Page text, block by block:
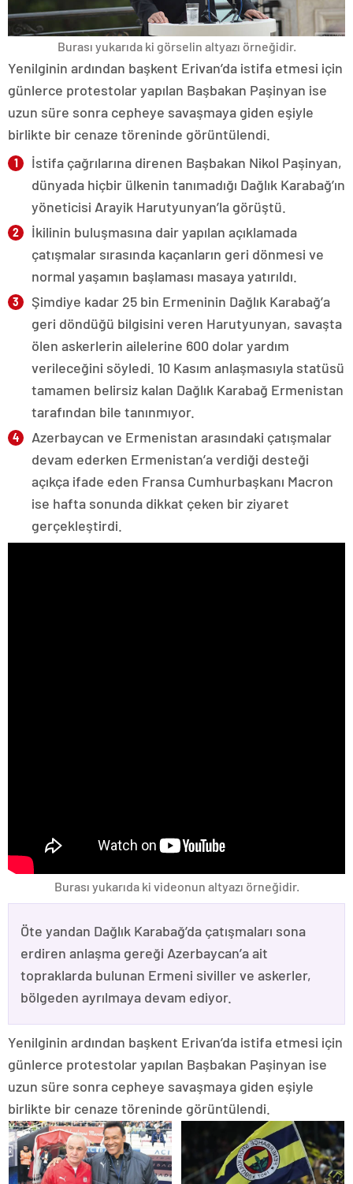
Burası yukarıda ki görselin altyazı örneğidir.
Yenilginin ardından başkent Erivan’da istifa etmesi için
günlerce protestolar yapılan Başbakan Paşinyan ise
uzun süre sonra cepheye savaşmaya giden eşiyle
birlikte bir cenaze töreninde görüntülendi.
İstifa çağrılarına direnen Başbakan Nikol Paşinyan,
dünyada hiçbir ülkenin tanımadığı Dağlık Karabağ’ın
yöneticisi Arayik Harutyunyan’la görüştü.
İkilinin buluşmasına dair yapılan açıklamada
çatışmalar sırasında kaçanların geri dönmesi ve
normal yaşamın başlaması masaya yatırıldı.
Şimdiye kadar 25 bin Ermeninin Dağlık Karabağ’a
geri döndüğü bilgisini veren Harutyunyan, savaşta
ölen askerlerin ailelerine 600 dolar yardım
verileceğini söyledi. 10 Kasım anlaşmasıyla statüsü
tamamen belirsiz kalan Dağlık Karabağ Ermenistan
tarafından bile tanınmıyor.
Azerbaycan ve Ermenistan arasındaki çatışmalar
devam ederken Ermenistan’a verdiği desteği
açıkça ifade eden Fransa Cumhurbaşkanı Macron
ise hafta sonunda dikkat çeken bir ziyaret
gerçekleştirdi.
Burası yukarıda ki videonun altyazı örneğidir.
Öte yandan Dağlık Karabağ’da çatışmaları sona
erdiren anlaşma gereği Azerbaycan’a ait
topraklarda bulunan Ermeni siviller ve askerler,
bölgeden ayrılmaya devam ediyor.
Yenilginin ardından başkent Erivan’da istifa etmesi için
günlerce protestolar yapılan Başbakan Paşinyan ise
uzun süre sonra cepheye savaşmaya giden eşiyle
birlikte bir cenaze töreninde görüntülendi.